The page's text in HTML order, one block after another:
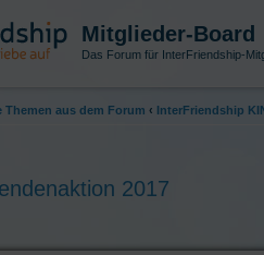
Mitglieder-Board
Das Forum für InterFriendship-
Themen aus dem Forum ‹ InterFriendship
2017